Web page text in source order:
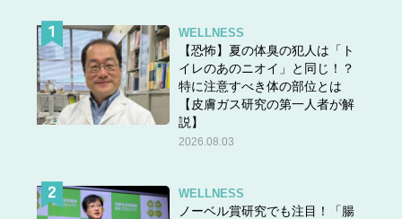
「だって、私から言わないと会えないのよ？ たまには誘
ってくれてもいいじゃない」
と返すHさんの言葉もまた、これまで何度も耳にしてきた
ものだった。
好きだったけど、彼とは結婚できなかっ
WELLNESS
【恐怖】夏の体臭の犯人は「ト
イレのあのニオイ」と同じ！？
特に注意すべき体の部位とは
【皮膚ガス研究の第一人者が解
説】
2026.08.03
WELLNESS
ノーベル賞研究でも注目！「腸